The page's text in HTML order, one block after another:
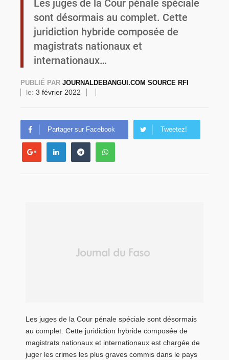
Commémoration du 4 août : Ibrahim Traoré appelle à une mobilisation totale pour la souveraineté nationale
Les juges de la Cour pénale spéciale
sont désormais au complet. Cette
juridiction hybride composée de
magistrats nationaux et
internationaux…
PUBLIÉ PAR JOURNALDEBANGUI.COM SOURCE RFI
le: 3 février 2022
Partager sur Facebook Tweetez!
Les juges de la Cour pénale spéciale sont désormais
au complet. Cette juridiction hybride composée de
magistrats nationaux et internationaux est chargée de
juger les crimes les plus graves commis dans le pays